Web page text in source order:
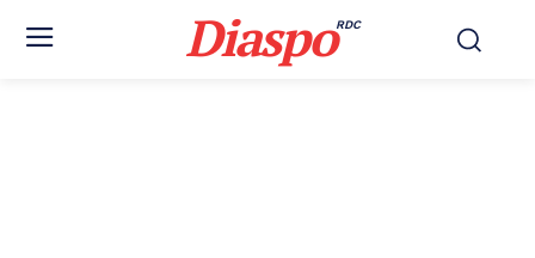
DiaspoRDC